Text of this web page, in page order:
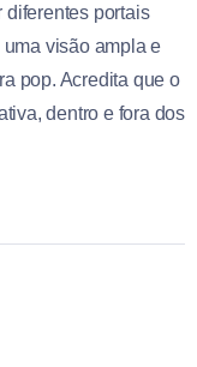
diferentes portais
visão ampla e
pop. Acredita que o
dentro e fora dos